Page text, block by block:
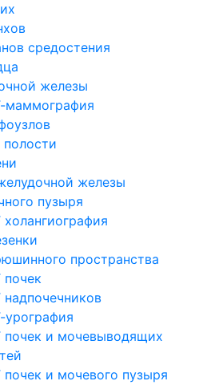
средостения
железы
маммография
железы
пузыря
холангиография
пространства
почек
надпочечников
урография
почек и мочевыводящих
почек и мочевого пузыря